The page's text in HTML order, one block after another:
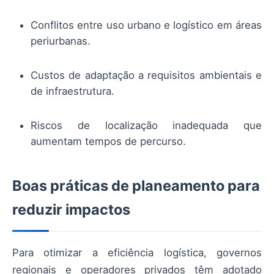
Conflitos entre uso urbano e logístico em áreas
periurbanas.
Custos de adaptação a requisitos ambientais e
de infraestrutura.
Riscos de localização inadequada que
aumentam tempos de percurso.
Boas práticas de planeamento para
reduzir impactos
Para otimizar a eficiência logística, governos
regionais e operadores privados têm adotado